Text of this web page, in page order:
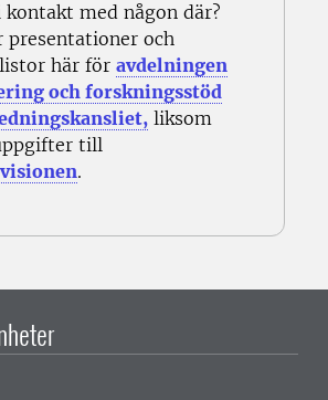
med någon där?
presentationer och
här för avdelningen
och forskningsstöd
liksom
till
.